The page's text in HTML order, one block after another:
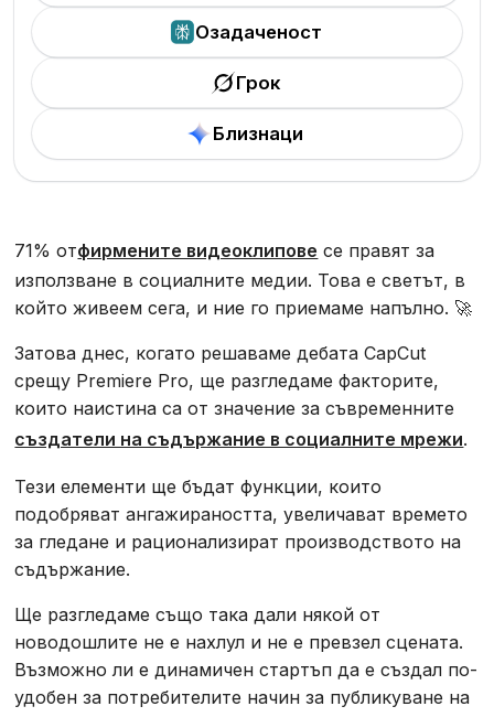
Озадаченост
Грок
Близнаци
‍71% отфирмените видеоклипове се правят за
използване в социалните медии. Това е светът, в
който живеем сега, и ние го приемаме напълно. 🚀
Затова днес, когато решаваме дебата CapCut
срещу Premiere Pro, ще разгледаме факторите,
които наистина са от значение за съвременните
създатели на съдържание в социалните мрежи.
Тези елементи ще бъдат функции, които
подобряват ангажираността, увеличават времето
за гледане и рационализират производството на
съдържание.
Ще разгледаме също така дали някой от
новодошлите не е нахлул и не е превзел сцената.
Възможно ли е динамичен стартъп да е създал по-
удобен за потребителите начин за публикуване на